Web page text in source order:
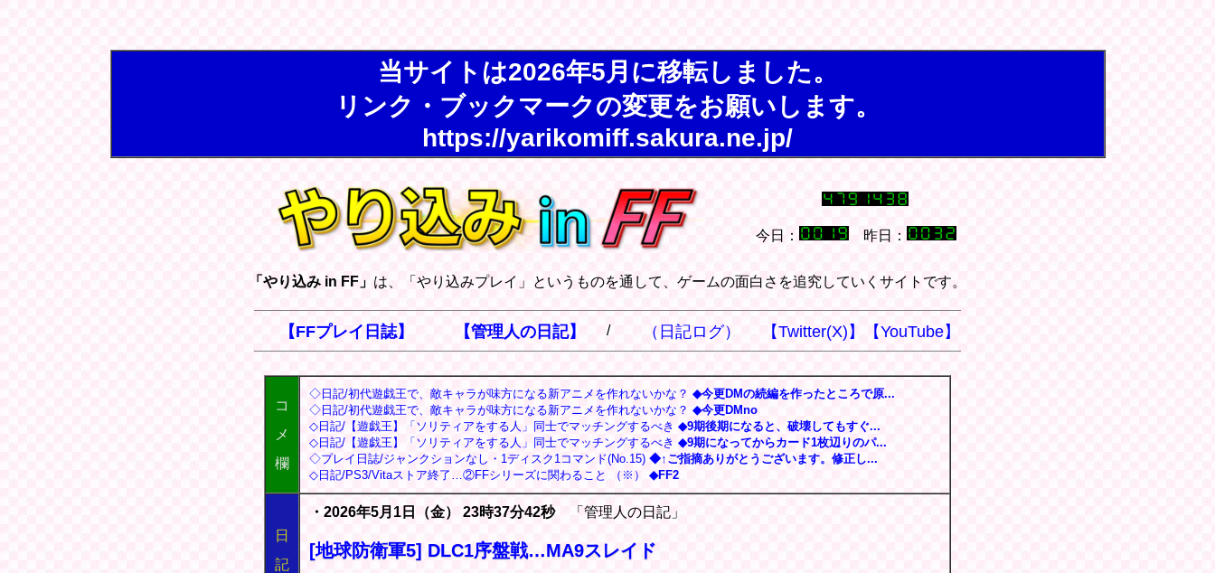
当サイトは2026年5月に移転しました。
リンク・ブックマークの変更をお願いします。
https://yarikomiff.sakura.ne.jp/
今日： 昨日：
「やり込み in FF」 は、「やり込みプレイ」というものを通して、ゲームの面白さを追究していくサイトです。
【FFプレイ日誌】 【管理人の日記】 / （日記ログ） 【Twitter(X)】 【YouTube】
コ
メ
欄
◇日記/初代遊戯王で、敵キャラが味方になる新アニメを作れないかな？ ◆今更DMの続編を作ったところで原...
◇日記/初代遊戯王で、敵キャラが味方になる新アニメを作れないかな？ ◆今更DMno
◇日記/【遊戯王】「ソリティアをする人」同士でマッチングするべき ◆9期後期になると、破壊してもすぐ...
◇日記/【遊戯王】「ソリティアをする人」同士でマッチングするべき ◆9期になってからカード1枚辺りのパ...
◇プレイ日誌/ジャンクションなし・1ディスク1コマンド(No.15) ◆↑ご指摘ありがとうございます。修正し...
◇日記/PS3/Vitaストア終了…②FFシリーズに関わること （※） ◆FF2
日
記
・2026年5月1日（金） 23時37分42秒「管理人の日記」
[地球防衛軍5] DLC1序盤戦…MA9スレイド